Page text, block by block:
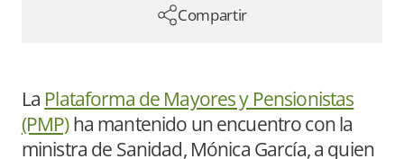
Compartir
La Plataforma de Mayores y Pensionistas
(PMP)ha mantenido un encuentro con la
ministra de Sanidad, Mónica García, a quien